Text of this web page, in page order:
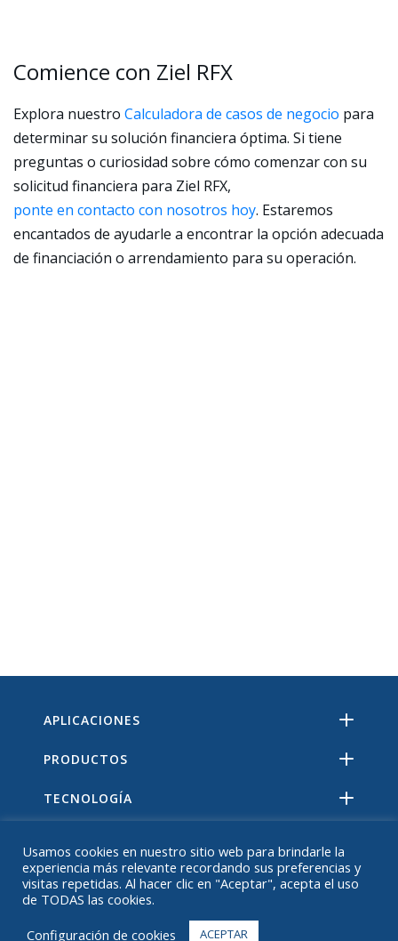
Comience con Ziel RFX
Explora nuestro Calculadora de casos de negocio para
determinar su solución financiera óptima. Si tiene
preguntas o curiosidad sobre cómo comenzar con su
solicitud financiera para Ziel RFX,
ponte en contacto con nosotros hoy. Estaremos
encantados de ayudarle a encontrar la opción adecuada
de financiación o arrendamiento para su operación.
APLICACIONES
PRODUCTOS
TECNOLOGÍA
ACERCA DE
Usamos cookies en nuestro sitio web para brindarle la
experiencia más relevante recordando sus preferencias y
visitas repetidas. Al hacer clic en "Aceptar", acepta el uso
de TODAS las cookies.
Configuración de cookies
ACEPTAR